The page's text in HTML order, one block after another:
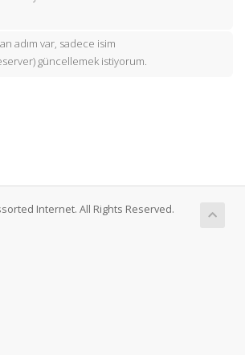
adım var, sadece isim
güncellemek istiyorum.
Internet. All Rights Reserved.